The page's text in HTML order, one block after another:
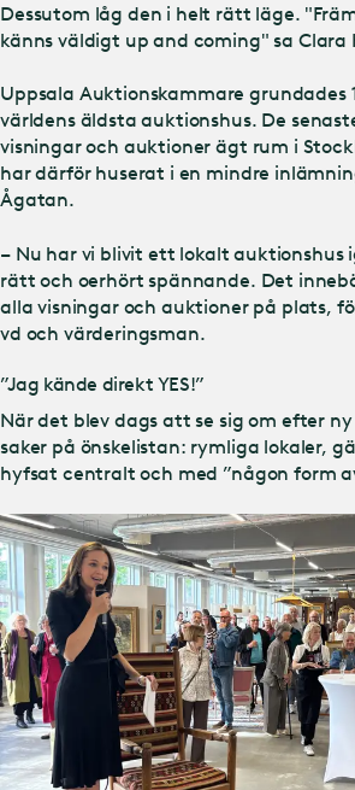
Dessutom låg den i helt rätt läge.
känns väldigt up and coming" sa Clara
Uppsala Auktionskammare grundades
världens äldsta auktionshus. De
visningar och auktioner ägt rum i
har därför huserat i en mindre
Ågatan.
– Nu har vi blivit ett lokalt auktionshus
rätt och oerhört spännande. Det
alla visningar och auktioner på plats,
vd och värderingsman.
”Jag kände direkt YES!”
När det blev dags att se sig om efter
saker på önskelistan: rymliga lokaler,
hyfsat centralt och med ”någon form